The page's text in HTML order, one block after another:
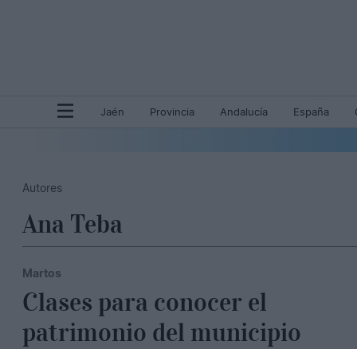
Jaén Provincia Andalucía España
Autores
Ana Teba
Martos
Clases para conocer el
patrimonio del municipio